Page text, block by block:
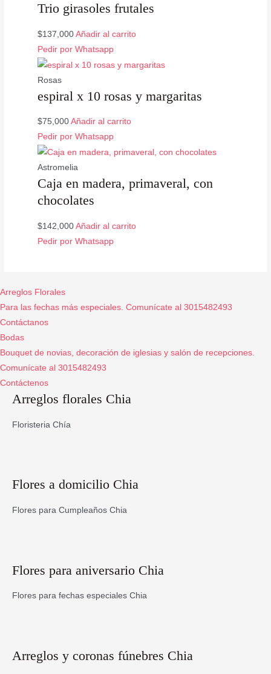
Trio girasoles frutales
$137,000 Añadir al carrito
Pedir por Whatsapp
Rosas
espiral x 10 rosas y margaritas
$75,000 Añadir al carrito
Pedir por Whatsapp
Astromelia
Caja en madera, primaveral, con
chocolates
$142,000 Añadir al carrito
Pedir por Whatsapp
Arreglos Florales
Para las fechas más especiales. Comunícate al 3015482493
Contáctanos
Bodas
Bouquet de novias, decoración de iglesias y salón de recepciones.
Comunícate al 3015482493
Contáctenos
Arreglos florales Chia
Floristeria Chía
Flores a domicilio Chia
Flores para Cumpleaños Chia
Flores para aniversario Chia
Flores para fechas especiales Chia
Arreglos y coronas fúnebres Chia